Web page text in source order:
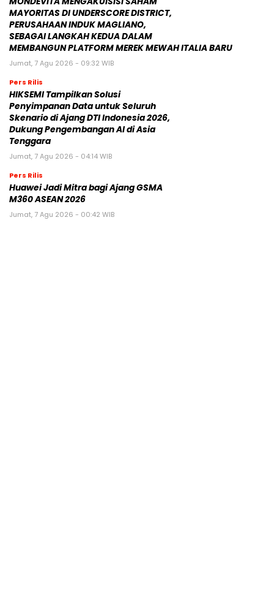
MAYORITAS DI UNDERSCORE DISTRICT,
PERUSAHAAN INDUK MAGLIANO,
SEBAGAI LANGKAH KEDUA DALAM
MEMBANGUN PLATFORM MEREK MEWAH ITALIA BARU
Jumat, 7 Agu 2026 - 09:32 WIB
Pers Rilis
HIKSEMI Tampilkan Solusi
Penyimpanan Data untuk Seluruh
Skenario di Ajang DTI Indonesia 2026,
Dukung Pengembangan AI di Asia
Tenggara
Jumat, 7 Agu 2026 - 04:14 WIB
Pers Rilis
Huawei Jadi Mitra bagi Ajang GSMA
M360 ASEAN 2026
Jumat, 7 Agu 2026 - 00:42 WIB